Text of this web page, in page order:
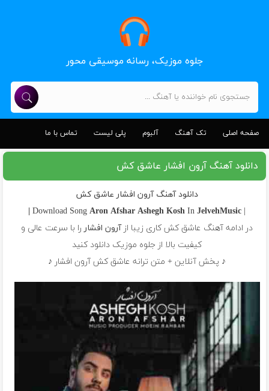
جلوه موزیک، رسانه موسیقی محور
صفحه اصلی تک آهنگ آلبوم پلی لیست تماس با ما
دانلود آهنگ آرون افشار عاشق کش
دانلود آهنگ آرون افشار عاشق کش
| Download Song
Aron Afshar Ashegh Kosh InJelvehMusic |
در ادامه آهنگ عاشق کش کاری زیبا ازآرون افشار را با سرعت عالی و
کیفیت بالا از جلوه موزیک دانلود کنید
♪ پخش آنلاین + متن ترانه عاشق کش آرون افشار ♪